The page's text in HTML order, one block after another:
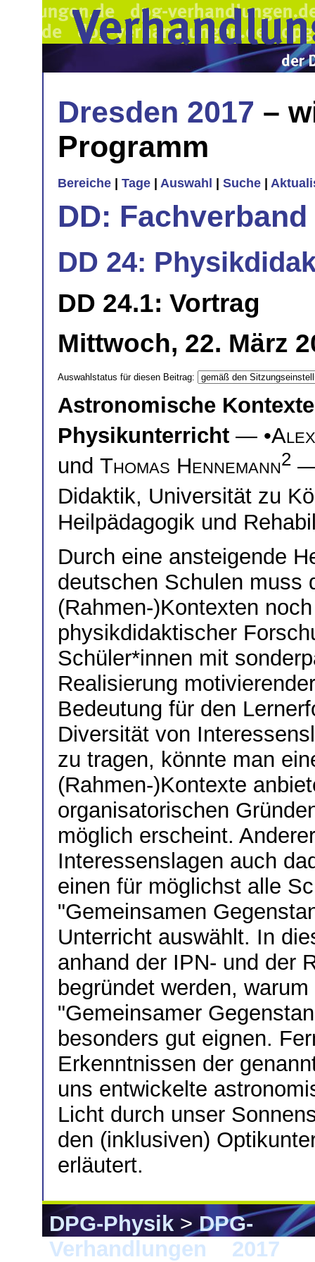
Dresden 2017 –
Programm
Bereiche Tage Auswahl Suche
DD:
DD 24:
DD 24.1: Vortrag
Mittwoch, 22. März
Auswahlstatus für diesen Beitrag:
Astronomische
Physikunterricht — •
und Thomas Hennemann2
Didaktik, Universität zu
Heilpädagogik und
Durch eine ansteigende
deutschen Schulen muss
(Rahmen-)Kontexten
physikdidaktischer
Schüler*innen mit
Realisierung
Bedeutung für den
Diversität von
zu tragen, könnte man
(Rahmen-)Kontexte
organisatorischen
möglich erscheint.
Interessenslagen auch
einen für möglichst alle
"Gemeinsamen
Unterricht auswählt. In
anhand der IPN- und der
begründet werden,
"Gemeinsamer
besonders gut eignen.
Erkenntnissen der
uns entwickelte
Licht durch unser
den (inklusiven)
erläutert.
DPG-Physik>DPG-
Verhandlungen
2017